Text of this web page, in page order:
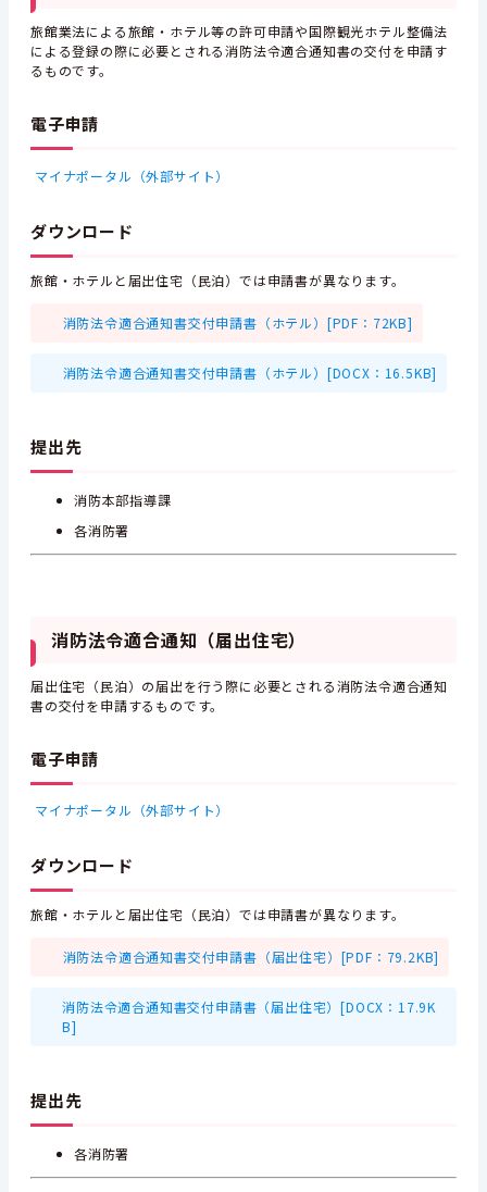
旅館業法による旅館・ホテル等の許可申請や国際観光ホテル整備法
による登録の際に必要とされる消防法令適合通知書の交付を申請す
るものです。
電子申請
マイナポータル（外部サイト）
ダウンロード
旅館・ホテルと届出住宅（民泊）では申請書が異なります。
消防法令適合通知書交付申請書（ホテル）[PDF：72KB]
消防法令適合通知書交付申請書（ホテル）[DOCX：16.5KB]
提出先
消防本部指導課
各消防署
消防法令適合通知（届出住宅）
届出住宅（民泊）の届出を行う際に必要とされる消防法令適合通知
書の交付を申請するものです。
電子申請
マイナポータル（外部サイト）
ダウンロード
旅館・ホテルと届出住宅（民泊）では申請書が異なります。
消防法令適合通知書交付申請書（届出住宅）[PDF：79.2KB]
消防法令適合通知書交付申請書（届出住宅）[DOCX：17.9K
B]
提出先
各消防署